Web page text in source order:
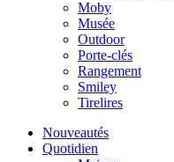
Moby
Musée
Outdoor
Porte-clés
Rangement
Smiley
Tirelires
Nouveautés
Quotidien